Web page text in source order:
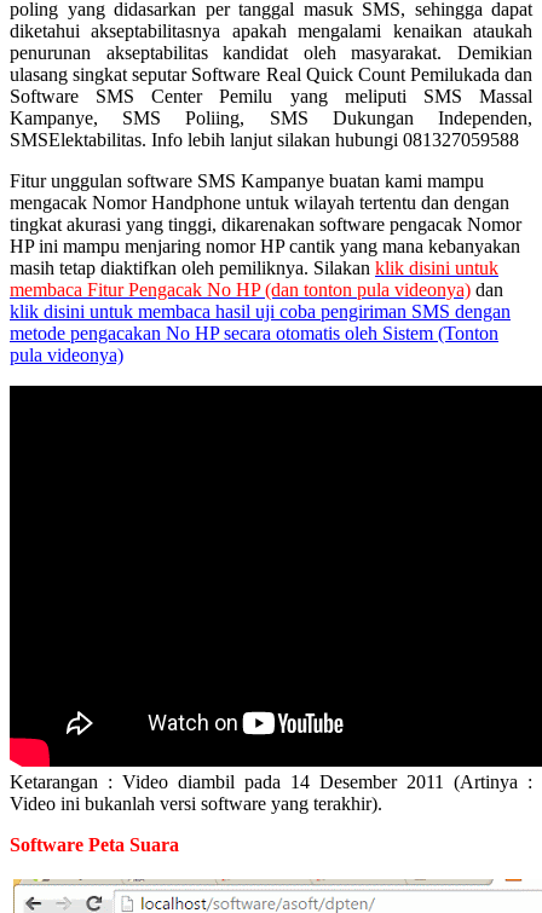
poling yang didasarkan per tanggal masuk SMS, sehingga dapat
diketahui akseptabilitasnya apakah mengalami kenaikan ataukah
penurunan akseptabilitas kandidat oleh masyarakat. Demikian
ulasang singkat seputar Software Real Quick Count Pemilukada dan
Software SMS Center Pemilu yang meliputi SMS Massal
Kampanye, SMS Poliing, SMS Dukungan Independen,
SMSElektabilitas. Info lebih lanjut silakan hubungi 081327059588
Fitur unggulan software SMS Kampanye buatan kami mampu
mengacak Nomor Handphone untuk wilayah tertentu dan dengan
tingkat akurasi yang tinggi, dikarenakan software pengacak Nomor
HP ini mampu menjaring nomor HP cantik yang mana kebanyakan
masih tetap diaktifkan oleh pemiliknya. Silakan klik disini untuk
membaca Fitur Pengacak No HP (dan tonton pula videonya) dan
klik disini untuk membaca hasil uji coba pengiriman SMS dengan
metode pengacakan No HP secara otomatis oleh Sistem (Tonton
pula videonya)
Ketarangan : Video diambil pada 14 Desember 2011 (Artinya :
Video ini bukanlah versi software yang terakhir).
Software Peta Suara